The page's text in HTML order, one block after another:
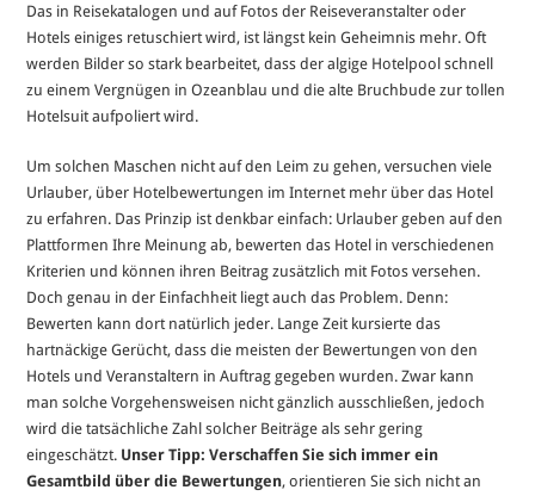
Das in Reisekatalogen und auf Fotos der Reiseveranstalter oder
Hotels einiges retuschiert wird, ist längst kein Geheimnis mehr. Oft
werden Bilder so stark bearbeitet, dass der algige Hotelpool schnell
zu einem Vergnügen in Ozeanblau und die alte Bruchbude zur tollen
Hotelsuit aufpoliert wird.
Um solchen Maschen nicht auf den Leim zu gehen, versuchen viele
Urlauber, über Hotelbewertungen im Internet mehr über das Hotel
zu erfahren. Das Prinzip ist denkbar einfach: Urlauber geben auf den
Plattformen Ihre Meinung ab, bewerten das Hotel in verschiedenen
Kriterien und können ihren Beitrag zusätzlich mit Fotos versehen.
Doch genau in der Einfachheit liegt auch das Problem. Denn:
Bewerten kann dort natürlich jeder. Lange Zeit kursierte das
hartnäckige Gerücht, dass die meisten der Bewertungen von den
Hotels und Veranstaltern in Auftrag gegeben wurden. Zwar kann
man solche Vorgehensweisen nicht gänzlich ausschließen, jedoch
wird die tatsächliche Zahl solcher Beiträge als sehr gering
eingeschätzt. Unser Tipp: Verschaffen Sie sich immer ein
Gesamtbild über die Bewertungen, orientieren Sie sich nicht an